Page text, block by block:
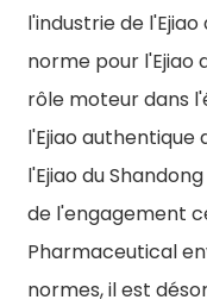
l'industrie de
norme pour l'Ejiao
rôle moteur dans
l'Ejiao authentique
l'Ejiao du
de l'engagement
Pharmaceutical
normes, il est